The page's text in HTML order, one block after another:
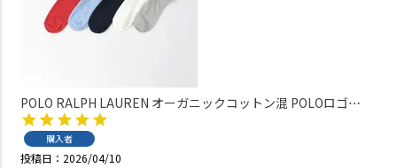
POLO RALPH LAUREN オーガニックコットン混 POLOロゴ
購入者
投稿日 2026/04/10